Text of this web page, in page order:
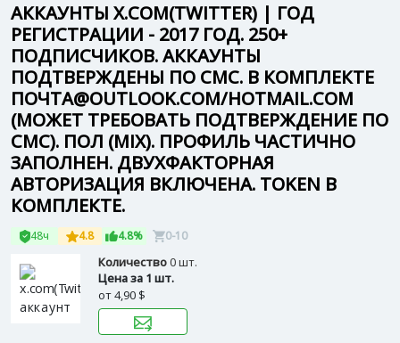
АККАУНТЫ X.COM(TWITTER) | ГОД
РЕГИСТРАЦИИ - 2017 ГОД. 250+
ПОДПИСЧИКОВ. АККАУНТЫ
ПОДТВЕРЖДЕНЫ ПО СМС. В КОМПЛЕКТЕ
ПОЧТА@OUTLOOK.COM/HOTMAIL.COM
(МОЖЕТ ТРЕБОВАТЬ ПОДТВЕРЖДЕНИЕ ПО
СМС). ПОЛ (MIX). ПРОФИЛЬ ЧАСТИЧНО
ЗАПОЛНЕН. ДВУХФАКТОРНАЯ
АВТОРИЗАЦИЯ ВКЛЮЧЕНА. TOKEN В
КОМПЛЕКТЕ.
48ч 4.8 4.8% 0-10
Количество0 шт.
Цена за 1 шт.
от4,90 $